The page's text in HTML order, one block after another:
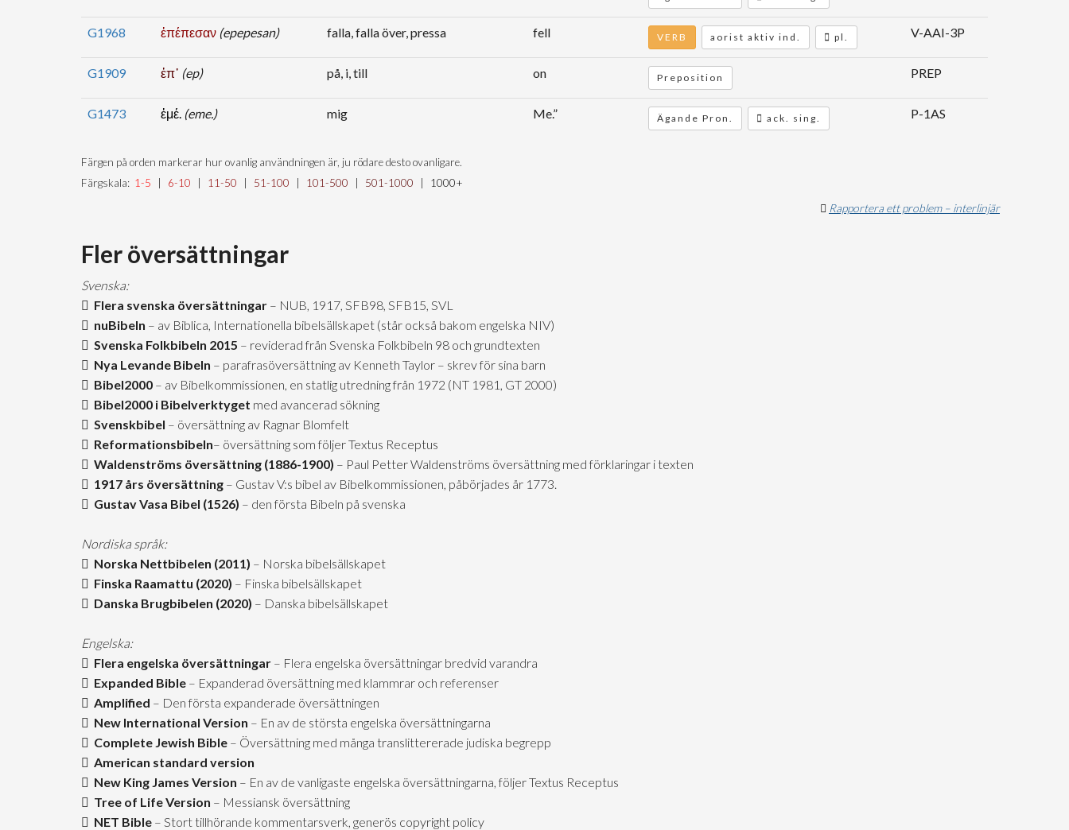
G1968 ἐπέπεσαν (epepesan) falla, falla över, pressa fell VERB aorist aktiv ind. pl. V-AAI-3P
G1909 ἐπ᾽ (ep) på, i, till on Preposition PREP
G1473 ἐμέ. (eme.) mig Me.” Ägande Pron. ack. sing. P-1AS
Färgen på orden markerar hur ovanlig användningen är, ju rödare desto ovanligare.
Färgskala: 1-5 6-10 11-50 51-100 101-500 501-1000 1000+
Rapportera ett problem – interlinjär
Fler översättningar
Svenska:
Flera svenska översättningar – NUB, 1917, SFB98, SFB15, SVL
nuBibeln – av Biblica, Internationella bibelsällskapet (står också bakom engelska NIV)
Svenska Folkbibeln 2015 – reviderad från Svenska Folkbibeln 98 och grundtexten
Nya Levande Bibeln – parafrasöversättning av Kenneth Taylor – skrev för sina barn
Bibel2000 – av Bibelkommissionen, en statlig utredning från 1972 (NT 1981, GT 2000)
Bibel2000 i Bibelverktyget med avancerad sökning
Svenskbibel – översättning av Ragnar Blomfelt
Reformationsbibeln– översättning som följer Textus Receptus
Waldenströms översättning (1886-1900) – Paul Petter Waldenströms översättning med förklaringar i texten
1917 års översättning – Gustav V:s bibel av Bibelkommissionen, påbörjades år 1773.
Gustav Vasa Bibel (1526) – den första Bibeln på svenska
Nordiska språk:
Norska Nettbibelen (2011) – Norska bibelsällskapet
Finska Raamattu (2020) – Finska bibelsällskapet
Danska Brugbibelen (2020) – Danska bibelsällskapet
Engelska:
Flera engelska översättningar – Flera engelska översättningar bredvid varandra
Expanded Bible – Expanderad översättning med klammrar och referenser
Amplified – Den första expanderade översättningen
New International Version – En av de största engelska översättningarna
Complete Jewish Bible – Översättning med många translittererade judiska begrepp
American standard version
New King James Version – En av de vanligaste engelska översättningarna, följer Textus Receptus
Tree of Life Version – Messiansk översättning
NET Bible – Stort tillhörande kommentarsverk, generös copyright policy